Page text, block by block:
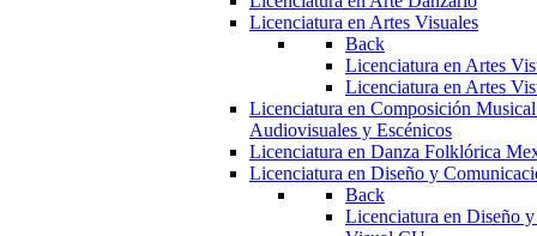
Licenciatura en Artes Visuales
Back
Licenciatura en Artes
Licenciatura en Artes
Licenciatura en Composición
Audiovisuales y Escénicos
Licenciatura en Danza Folklórica
Licenciatura en Diseño y
Back
Licenciatura en Diseño